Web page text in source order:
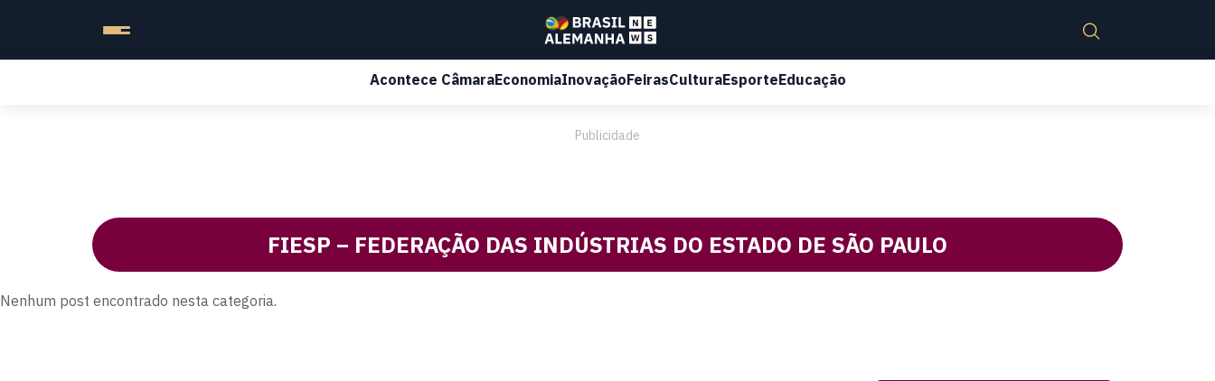
Acontece CâmaraEconomiaInovaçãoFeirasCulturaEsporteEducação
Publicidade
FIESP – FEDERAÇÃO DAS INDÚSTRIAS DO ESTADO DE SÃO PAULO
Nenhum post encontrado nesta categoria.